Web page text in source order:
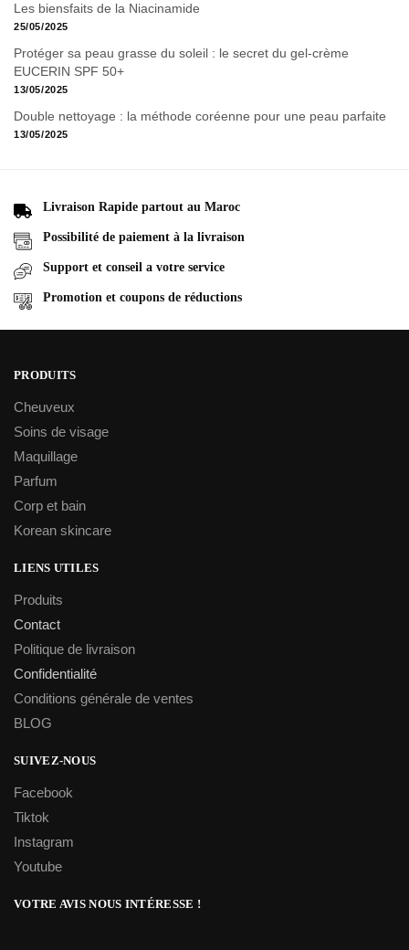
Les biensfaits de la Niacinamide
25/05/2025
Protéger sa peau grasse du soleil : le secret du gel-crème
EUCERIN SPF 50+
13/05/2025
Double nettoyage : la méthode coréenne pour une peau parfaite
13/05/2025
Livraison Rapide partout au Maroc
Possibilité de paiement à la livraison
Support et conseil a votre service
Promotion et coupons de réductions
PRODUITS
Cheuveux
Soins de visage
Maquillage
Parfum
Corp et bain
Korean skincare
LIENS UTILES
Produits
Contact
Politique de livraison
Confidentialité
Conditions générale de ventes
BLOG
SUIVEZ-NOUS
Facebook
Tiktok
Instagram
Youtube
VOTRE AVIS NOUS INTÉRESSE !